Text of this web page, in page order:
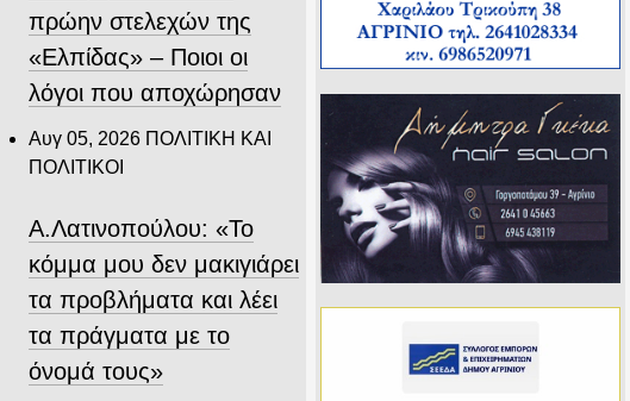
πρώην στελεχών της
«Ελπίδας» – Ποιοι οι
λόγοι που αποχώρησαν
Αυγ 05, 2026 ΠΟΛΙΤΙΚΗ ΚΑΙ
ΠΟΛΙΤΙΚΟΙ
Α.Λατινοπούλου: «Το
κόμμα μου δεν μακιγιάρει
τα προβλήματα και λέει
τα πράγματα με το
όνομά τους»